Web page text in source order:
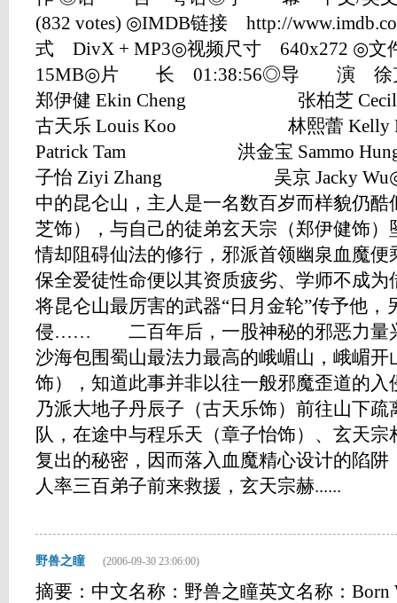
(832 votes) ◎IMDB链接 http://
式 DivX + MP3◎视频尺寸 640x272 ◎文
15MB◎片 长 01:38:56◎导 演 徐
郑伊健 Ekin Cheng 张柏芝
古天乐 Louis Koo 林熙蕾
Patrick Tam 洪金宝 Sammo
子怡 Ziyi Zhang 吴京 Jacky
中的昆仑山，主人是一名数百岁而样貌仍
芝饰），与自己的徒弟玄天宗（郑伊健饰
情却阻碍仙法的修行，邪派首领幽泉血魔
保全爱徒性命便以其资质疲劣、学师不成
将昆仑山最厉害的武器“日月金轮”传予他，
侵…… 二百年后，一股神秘的邪恶力量
沙海包围蜀山最法力最高的峨嵋山，峨嵋
饰），知道此事并非以往一般邪魔歪道的
乃派大地子丹辰子（古天乐饰）前往山下
队，在途中与程乐天（章子怡饰）、玄天
复出的秘密，因而落入血魔精心设计的陷
人率三百弟子前来救援，玄天宗赫......
野兽之瞳 (2006-09-30 23:06:00)
摘要：中文名称：野兽之瞳英文名称：